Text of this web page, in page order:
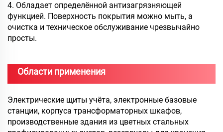
4. Обладает определённой антизагрязняющей
функцией. Поверхность покрытия можно мыть, а
очистка и техническое обслуживание чрезвычайно
просты.
Области применения
Электрические щиты учёта, электронные базовые
станции, корпуса трансформаторных шкафов,
производственные здания из цветных стальных